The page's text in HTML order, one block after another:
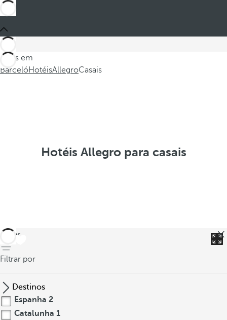
Estes em
BarcelóHotéisAllegroCasais
Hotéis Allegro para casais
voltar
Filtrar por
Destinos
Espanha 2
Catalunha 1